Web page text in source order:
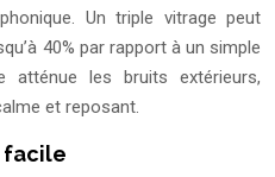
Un triple vitrage peut
40% par rapport à un simple
atténue les bruits extérieurs,
et reposant.
facile